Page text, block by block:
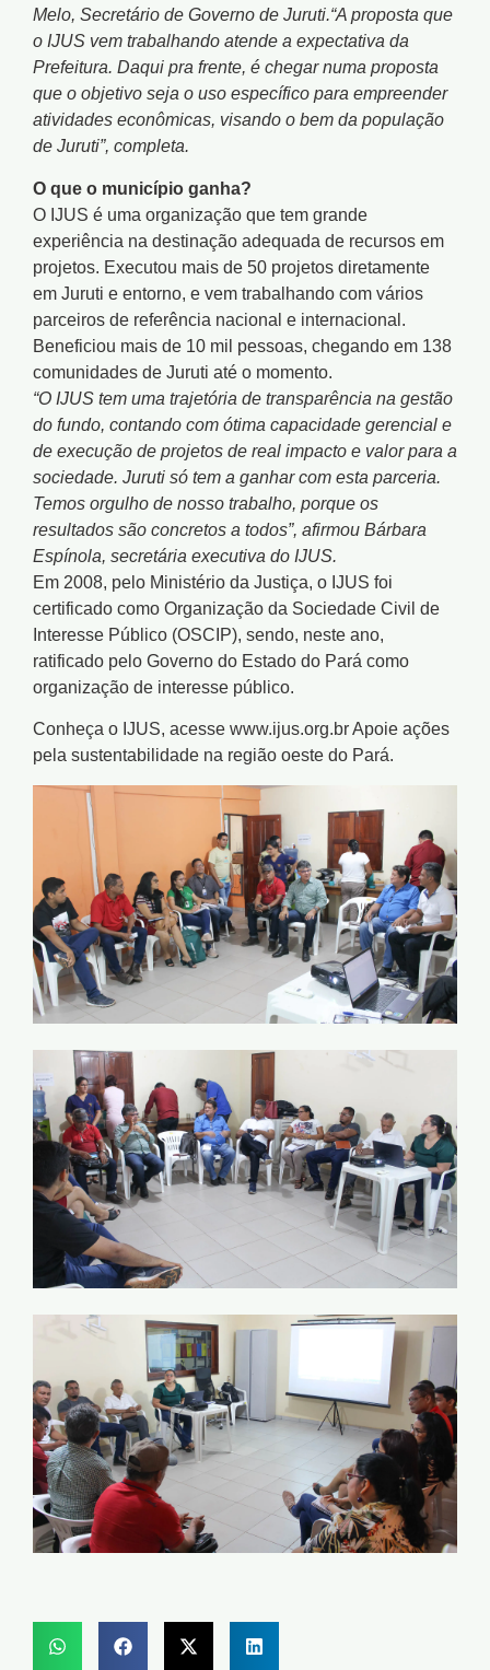
Melo, Secretário de Governo de Juruti.“A proposta que
o IJUS vem trabalhando atende a expectativa da
Prefeitura. Daqui pra frente, é chegar numa proposta
que o objetivo seja o uso específico para empreender
atividades econômicas, visando o bem da população
de Juruti”, completa.
O que o município ganha?
O IJUS é uma organização que tem grande
experiência na destinação adequada de recursos em
projetos. Executou mais de 50 projetos diretamente
em Juruti e entorno, e vem trabalhando com vários
parceiros de referência nacional e internacional.
Beneficiou mais de 10 mil pessoas, chegando em 138
comunidades de Juruti até o momento.
“O IJUS tem uma trajetória de transparência na gestão
do fundo, contando com ótima capacidade gerencial e
de execução de projetos de real impacto e valor para a
sociedade. Juruti só tem a ganhar com esta parceria.
Temos orgulho de nosso trabalho, porque os
resultados são concretos a todos”, afirmou Bárbara
Espínola, secretária executiva do IJUS.
Em 2008, pelo Ministério da Justiça, o IJUS foi
certificado como Organização da Sociedade Civil de
Interesse Público (OSCIP), sendo, neste ano,
ratificado pelo Governo do Estado do Pará como
organização de interesse público.
Conheça o IJUS, acesse www.ijus.org.br Apoie ações
pela sustentabilidade na região oeste do Pará.